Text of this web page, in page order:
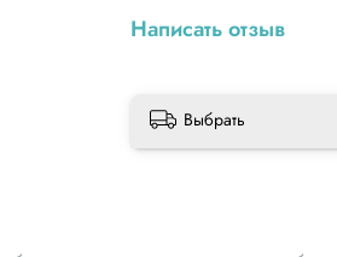
Написать отзыв
Выбрать